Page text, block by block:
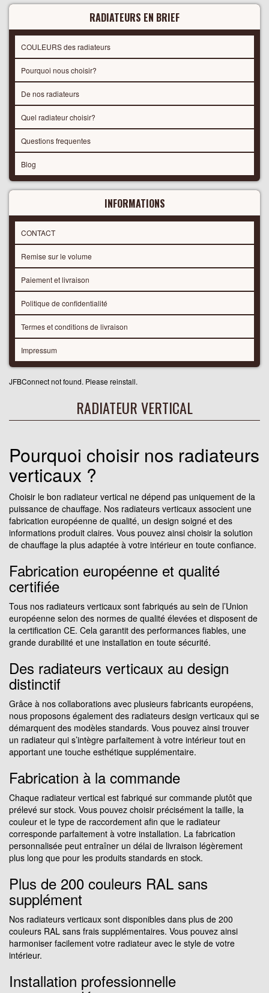
RADIATEURS EN BRIEF
COULEURS des radiateurs
Pourquoi nous choisir?
De nos radiateurs
Quel radiateur choisir?
Questions frequentes
Blog
INFORMATIONS
CONTACT
Remise sur le volume
Paiement et livraison
Politique de confidentialité
Termes et conditions de livraison
Impressum
JFBConnect not found. Please reinstall.
RADIATEUR VERTICAL
Pourquoi choisir nos radiateurs
verticaux ?
Choisir le bon radiateur vertical ne dépend pas uniquement de la
puissance de chauffage. Nos radiateurs verticaux associent une
fabrication européenne de qualité, un design soigné et des
informations produit claires. Vous pouvez ainsi choisir la solution
de chauffage la plus adaptée à votre intérieur en toute confiance.
Fabrication européenne et qualité
certifiée
Tous nos radiateurs verticaux sont fabriqués au sein de l’Union
européenne selon des normes de qualité élevées et disposent de
la certification CE. Cela garantit des performances fiables, une
grande durabilité et une installation en toute sécurité.
Des radiateurs verticaux au design
distinctif
Grâce à nos collaborations avec plusieurs fabricants européens,
nous proposons également des radiateurs design verticaux qui se
démarquent des modèles standards. Vous pouvez ainsi trouver
un radiateur qui s’intègre parfaitement à votre intérieur tout en
apportant une touche esthétique supplémentaire.
Fabrication à la commande
Chaque radiateur vertical est fabriqué sur commande plutôt que
prélevé sur stock. Vous pouvez choisir précisément la taille, la
couleur et le type de raccordement afin que le radiateur
corresponde parfaitement à votre installation. La fabrication
personnalisée peut entraîner un délai de livraison légèrement
plus long que pour les produits standards en stock.
Plus de 200 couleurs RAL sans
supplément
Nos radiateurs verticaux sont disponibles dans plus de 200
couleurs RAL sans frais supplémentaires. Vous pouvez ainsi
harmoniser facilement votre radiateur avec le style de votre
intérieur.
Installation professionnelle